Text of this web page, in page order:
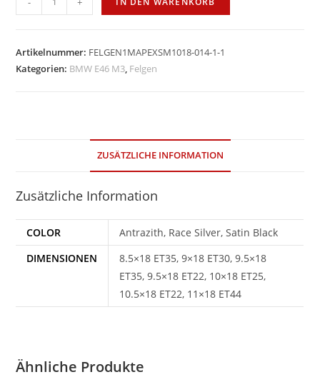
SM-
18''
Menge
Artikelnummer: FELGEN1MAPEXSM1018-014-1-1
Kategorien: BMW E46 M3, Felgen
ZUSÄTZLICHE INFORMATION
Zusätzliche Information
COLOR
Antrazith, Race Silver, Satin Black
DIMENSIONEN
8.5×18 ET35, 9×18 ET30, 9.5×18
ET35, 9.5×18 ET22, 10×18 ET25,
10.5×18 ET22, 11×18 ET44
Ähnliche Produkte